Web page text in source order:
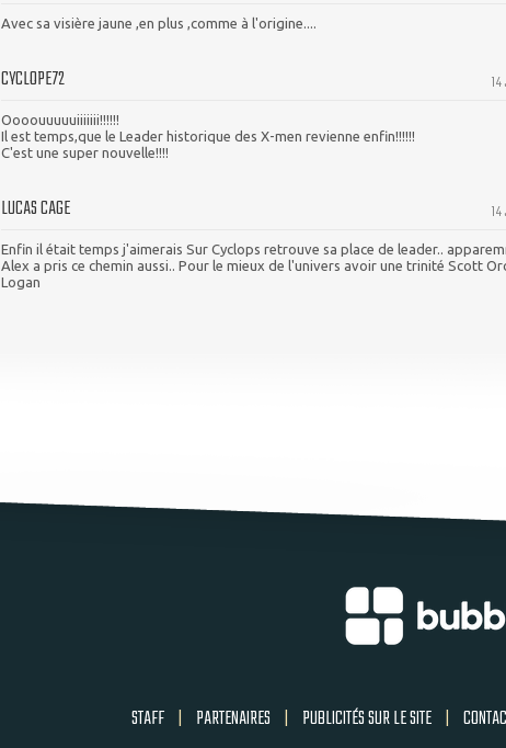
Avec sa visière jaune ,en plus ,comme à l'origine....
14
CYCLOPE72
Oooouuuuuiiiiiii!!!!!!
Il est temps,que le Leader historique des X-men revienne enfin!!!!!!
C'est une super nouvelle!!!!
14
LUCAS CAGE
Enfin il était temps j'aimerais Sur Cyclops retrouve sa place de leader..
Alex a pris ce chemin aussi.. Pour le mieux de l'univers avoir une trinité Scott
Logan
STAFF | PARTENAIRES | PUBLICITÉS SUR LE SITE |